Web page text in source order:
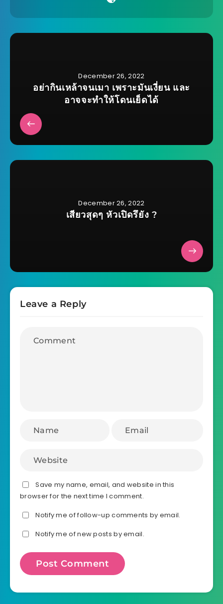
December 26, 2022
อย่ากินเหล้าจนเมา เพราะมันเงี่ยน และ
อาจจะทำให้โดนเย็ดได้
December 26, 2022
เสียวสุดๆ หัวเปิดรึยัง ?
Leave a Reply
Save my name, email, and website in this
browser for the next time I comment.
Notify me of follow-up comments by email.
Notify me of new posts by email.